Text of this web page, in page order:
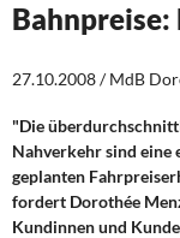
Startseite
Themen
Leitlinien linker
27.10.2008 / MdB
"Die
Nahverkehr sind eine
geplanten
fordert Dorothée
Kundinnen und